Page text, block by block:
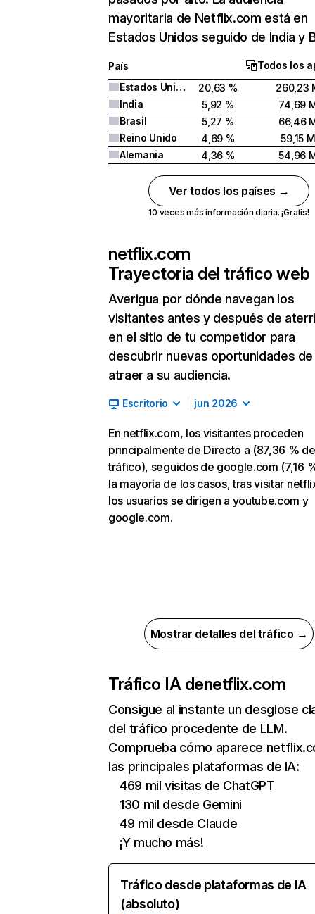
mayoritaria de Netflix.com está en
Estados Unidos seguido de India y
País
Todos los
Estados Unidos
20,63 %
260,23
India
5,92 %
74,69
Brasil
5,27 %
66,46
Reino Unido
4,69 %
59,15 M
Alemania
4,36 % 54,96
Ver todos los países →
10 veces más información diaria. ¡Gratis!
netflix.com
Trayectoria del tráfico web
Averigua por dónde navegan los
visitantes antes y después de
en el sitio de tu competidor para
descubrir nuevas oportunidades de
atraer a su audiencia.
Escritorio jun 2026
En netflix.com, los visitantes proceden
principalmente de Directo a (87,36 % de
tráfico), seguidos de google.com (7,16
la mayoría de los casos, tras visitar
los usuarios se dirigen a youtube.com y
google.com.
Mostrar detalles del tráfico →
Tráfico IA denetflix.com
Consigue al instante un desglose
del tráfico procedente de LLM.
Comprueba cómo aparece
las principales plataformas de IA:
469 mil visitas de ChatGPT
130 mil desde Gemini
49 mil desde Claude
¡Y mucho más!
Tráfico desde plataformas de IA
(absoluto)